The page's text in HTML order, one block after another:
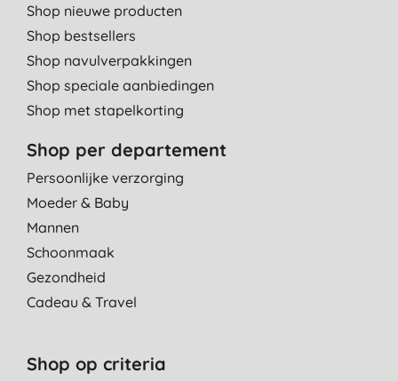
Shop nieuwe producten
Shop bestsellers
Shop navulverpakkingen
Shop speciale aanbiedingen
Shop met stapelkorting
Shop per departement
Persoonlijke verzorging
Moeder & Baby
Mannen
Schoonmaak
Gezondheid
Cadeau & Travel
Shop op criteria